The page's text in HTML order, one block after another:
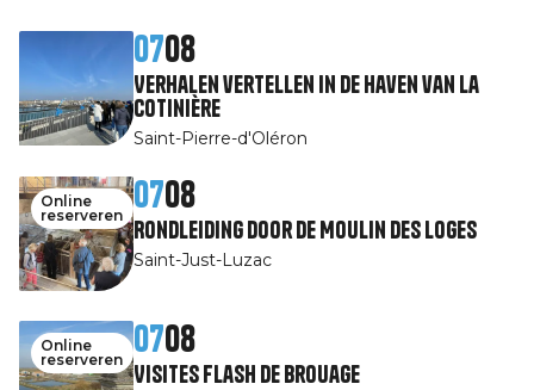
0708
Verhalen vertellen in de haven van La
Cotinière
Saint-Pierre-d'Oléron
Online
reserveren
0708
Rondleiding door de Moulin des Loges
Saint-Just-Luzac
Online
reserveren
0708
Visites Flash de Brouage